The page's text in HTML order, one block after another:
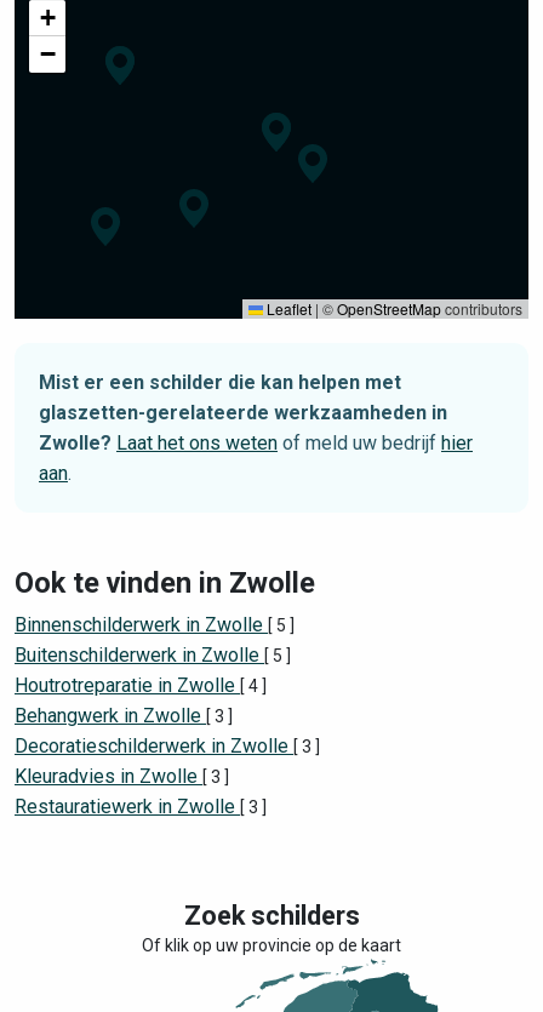
+
−
Leaflet | ©OpenStreetMapcontributors
Mist er een schilder die kan helpen met
glaszetten-gerelateerde werkzaamheden in
Zwolle? Laat het ons weten of meld uw bedrijf hier
aan.
Ook te vinden in Zwolle
Binnenschilderwerk in Zwolle [ 5 ]
Buitenschilderwerk in Zwolle [ 5 ]
Houtrotreparatie in Zwolle [ 4 ]
Behangwerk in Zwolle [ 3 ]
Decoratieschilderwerk in Zwolle [ 3 ]
Kleuradvies in Zwolle [ 3 ]
Restauratiewerk in Zwolle [ 3 ]
Zoek schilders
Of klik op uw provincie op de kaart